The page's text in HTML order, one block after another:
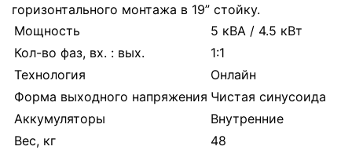
горизонтального монтажа в 19” стойку.
Мощность
5 кВА / 4.5 кВт
Кол-во фаз, вх. : вых.
1:1
Технология
Онлайн
Форма выходного напряжения Чистая синусоида
Аккумуляторы
Внутренние
Вес, кг
48